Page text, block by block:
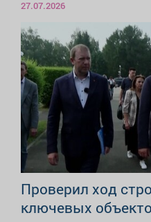
27.07.2026
Проверил ход
ключевых